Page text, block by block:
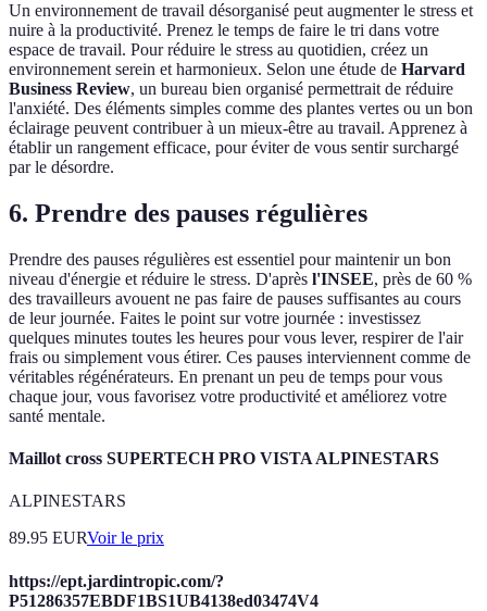
Un environnement de travail désorganisé peut augmenter le stress et
nuire à la productivité. Prenez le temps de faire le tri dans votre
espace de travail. Pour réduire le stress au quotidien, créez un
environnement serein et harmonieux. Selon une étude de Harvard
Business Review, un bureau bien organisé permettrait de réduire
l'anxiété. Des éléments simples comme des plantes vertes ou un bon
éclairage peuvent contribuer à un mieux-être au travail. Apprenez à
établir un rangement efficace, pour éviter de vous sentir surchargé
par le désordre.
6. Prendre des pauses régulières
Prendre des pauses régulières est essentiel pour maintenir un bon
niveau d'énergie et réduire le stress. D'après l'INSEE, près de 60 %
des travailleurs avouent ne pas faire de pauses suffisantes au cours
de leur journée. Faites le point sur votre journée : investissez
quelques minutes toutes les heures pour vous lever, respirer de l'air
frais ou simplement vous étirer. Ces pauses interviennent comme de
véritables régénérateurs. En prenant un peu de temps pour vous
chaque jour, vous favorisez votre productivité et améliorez votre
santé mentale.
Maillot cross SUPERTECH PRO VISTA ALPINESTARS
ALPINESTARS
89.95 EURVoir le prix
https://ept.jardintropic.com/?
P51286357EBDF1BS1UB4138ed03474V4